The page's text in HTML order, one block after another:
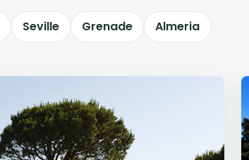
Seville Grenade Almeria